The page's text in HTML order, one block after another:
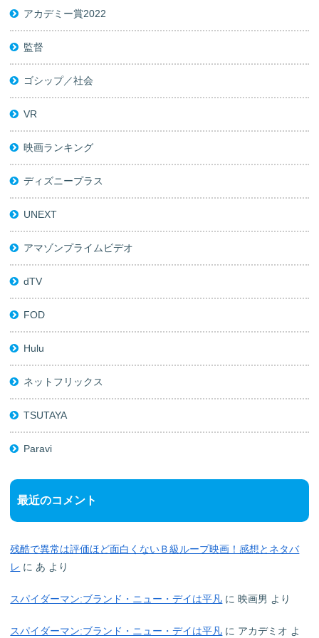
アカデミー賞2022
監督
ゴシップ／社会
VR
映画ランキング
ディズニープラス
UNEXT
アマゾンプライムビデオ
dTV
FOD
Hulu
ネットフリックス
TSUTAYA
Paravi
最近のコメント
残酷で異常は評価ほど面白くないＢ級ループ映画！感想とネタバ
レ に あ より
スパイダーマン:ブランド・ニュー・デイは平凡 に映画男 より
スパイダーマン:ブランド・ニュー・デイは平凡 に アカデミオ よ